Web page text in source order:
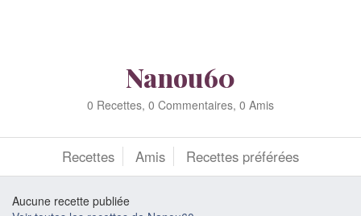
Nanou60
0 Recettes, 0 Commentaires, 0 Amis
Recettes Amis Recettes préférées
Aucune recette publiée